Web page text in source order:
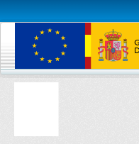
Conjuntos de datos